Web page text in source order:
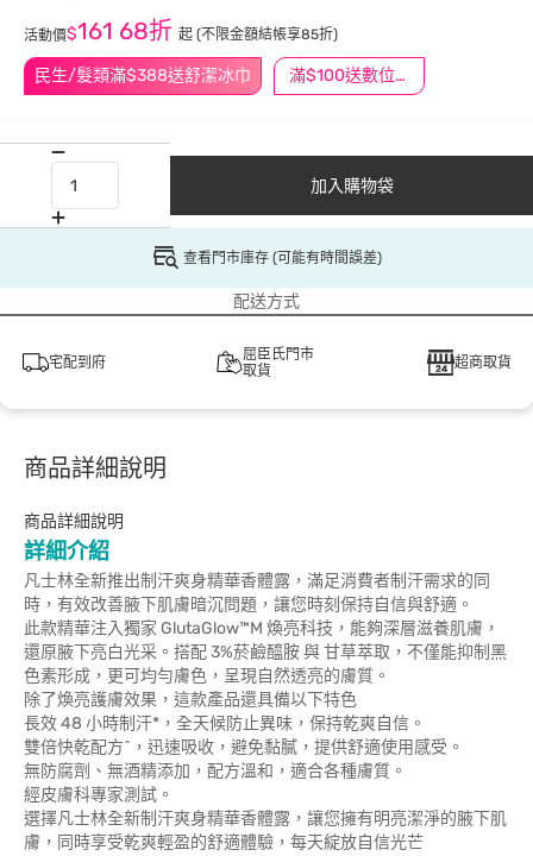
民生/髮類滿$388送舒潔冰巾 滿$100送數位印花
活動價$161 68折 起 (不限金額結帳享85折)
加入購物袋
查看門市庫存 (可能有時間誤差)
配送方式
宅配到府
屈臣氏門市
取貨
超商取貨
商品詳細說明
商品詳細說明
詳細介紹
凡士林全新推出制汗爽身精華香體露，滿足消費者制汗需求的同
時，有效改善腋下肌膚暗沉問題，讓您時刻保持自信與舒適。
此款精華注入獨家 GlutaGlow™M 煥亮科技，能夠深層滋養肌膚，
還原腋下亮白光采。搭配 3%菸鹼醯胺 與 甘草萃取，不僅能抑制黑
色素形成，更可均勻膚色，呈現自然透亮的膚質。
除了煥亮護膚效果，這款產品還具備以下特色
長效 48 小時制汗*，全天候防止異味，保持乾爽自信。
雙倍快乾配方^，迅速吸收，避免黏膩，提供舒適使用感受。
無防腐劑、無酒精添加，配方溫和，適合各種膚質。
經皮膚科專家測試。
選擇凡士林全新制汗爽身精華香體露，讓您擁有明亮潔淨的腋下肌
膚，同時享受乾爽輕盈的舒適體驗，每天綻放自信光芒